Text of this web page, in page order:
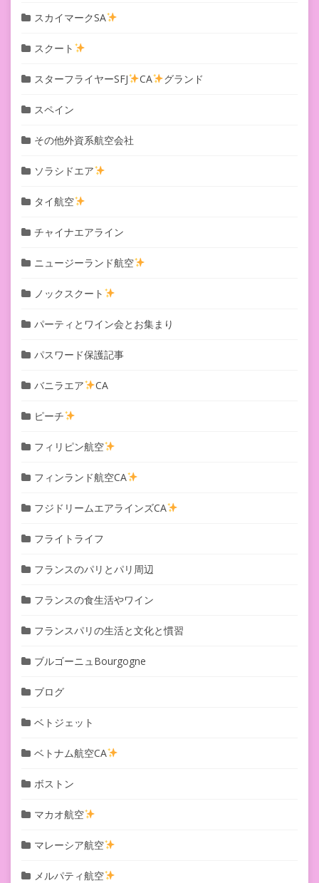
スカイマークSA
スクート
スターフライヤーSFJ CA グランド
スペイン
その他外資系航空会社
ソラシドエア
タイ航空
チャイナエアライン
ニュージーランド航空
ノックスクート
パーティとワイン会とお集まり
パスワード保護記事
バニラエア CA
ピーチ
フィリピン航空
フィンランド航空CA
フジドリームエアラインズCA
フライトライフ
フランスのパリとパリ周辺
フランスの食生活やワイン
フランスパリの生活と文化と慣習
ブルゴーニュBourgogne
ブログ
ベトジェット
ベトナム航空CA
ボストン
マカオ航空
マレーシア航空
メルパティ航空